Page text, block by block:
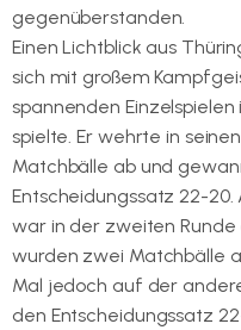
gegenüberstanden.
Einen Lichtblick aus
sich mit großem
spannenden
spielte. Er wehrte in
Matchbälle ab und
Entscheidungssatz 22-20.
war in der zweiten
wurden zwei Matchbälle
Mal jedoch auf der
den Entscheidungssatz